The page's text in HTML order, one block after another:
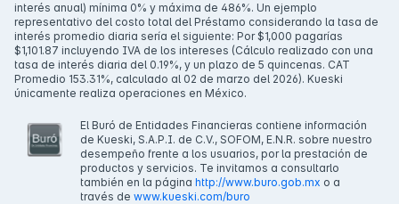
interés anual) mínima 0% y máxima de 486%. Un ejemplo
representativo del costo total del Préstamo considerando la tasa de
interés promedio diaria sería el siguiente: Por $1,000 pagarías
$1,101.87 incluyendo IVA de los intereses (Cálculo realizado con una
tasa de interés diaria del 0.19%, y un plazo de 5 quincenas. CAT
Promedio 153.31%, calculado al 02 de marzo del 2026). Kueski
únicamente realiza operaciones en México.
El Buró de Entidades Financieras contiene información
de Kueski, S.A.P.I. de C.V., SOFOM, E.N.R. sobre nuestro
desempeño frente a los usuarios, por la prestación de
productos y servicios. Te invitamos a consultarlo
también en la página http://www.buro.gob.mx o a
través de www.kueski.com/buro